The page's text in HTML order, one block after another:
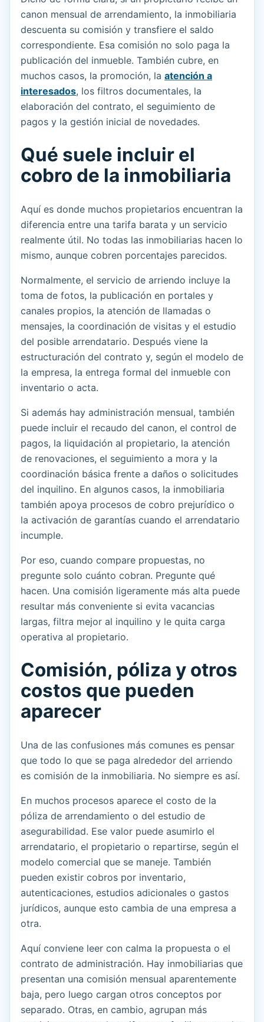
canon mensual de arrendamiento, la inmobiliaria
descuenta su comisión y transfiere el saldo
correspondiente. Esa comisión no solo paga la
publicación del inmueble. También cubre, en
muchos casos, la promoción, la atención a
interesados, los filtros documentales, la
elaboración del contrato, el seguimiento de
pagos y la gestión inicial de novedades.
Qué suele incluir el
cobro de la inmobiliaria
Aquí es donde muchos propietarios encuentran la
diferencia entre una tarifa barata y un servicio
realmente útil. No todas las inmobiliarias hacen lo
mismo, aunque cobren porcentajes parecidos.
Normalmente, el servicio de arriendo incluye la
toma de fotos, la publicación en portales y
canales propios, la atención de llamadas o
mensajes, la coordinación de visitas y el estudio
del posible arrendatario. Después viene la
estructuración del contrato y, según el modelo de
la empresa, la entrega formal del inmueble con
inventario o acta.
Si además hay administración mensual, también
puede incluir el recaudo del canon, el control de
pagos, la liquidación al propietario, la atención
de renovaciones, el seguimiento a mora y la
coordinación básica frente a daños o solicitudes
del inquilino. En algunos casos, la inmobiliaria
también apoya procesos de cobro prejurídico o
la activación de garantías cuando el arrendatario
incumple.
Por eso, cuando compare propuestas, no
pregunte solo cuánto cobran. Pregunte qué
hacen. Una comisión ligeramente más alta puede
resultar más conveniente si evita vacancias
largas, filtra mejor al inquilino y le quita carga
operativa al propietario.
Comisión, póliza y otros
costos que pueden
aparecer
Una de las confusiones más comunes es pensar
que todo lo que se paga alrededor del arriendo
es comisión de la inmobiliaria. No siempre es así.
En muchos procesos aparece el costo de la
póliza de arrendamiento o del estudio de
asegurabilidad. Ese valor puede asumirlo el
arrendatario, el propietario o repartirse, según el
modelo comercial que se maneje. También
pueden existir cobros por inventario,
autenticaciones, estudios adicionales o gastos
jurídicos, aunque esto cambia de una empresa a
otra.
Aquí conviene leer con calma la propuesta o el
contrato de administración. Hay inmobiliarias que
presentan una comisión mensual aparentemente
baja, pero luego cargan otros conceptos por
separado. Otras, en cambio, agrupan más